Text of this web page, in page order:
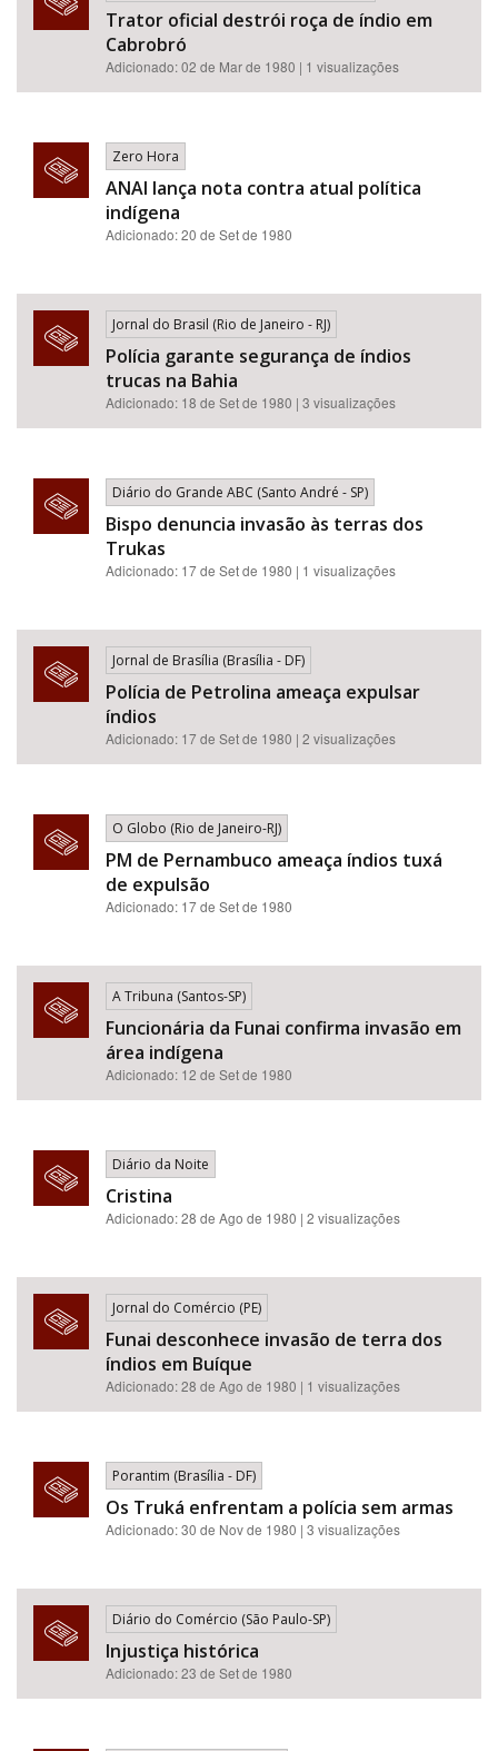
Trator oficial destrói roça de índio em
Cabrobró
Adicionado: 02 de Mar de 1980 | 1 visualizações
Zero Hora
ANAI lança nota contra atual política
indígena
Adicionado: 20 de Set de 1980
Jornal do Brasil (Rio de Janeiro - RJ)
Polícia garante segurança de índios
trucas na Bahia
Adicionado: 18 de Set de 1980 | 3 visualizações
Diário do Grande ABC (Santo André - SP)
Bispo denuncia invasão às terras dos
Trukas
Adicionado: 17 de Set de 1980 | 1 visualizações
Jornal de Brasília (Brasília - DF)
Polícia de Petrolina ameaça expulsar
índios
Adicionado: 17 de Set de 1980 | 2 visualizações
O Globo (Rio de Janeiro-RJ)
PM de Pernambuco ameaça índios tuxá
de expulsão
Adicionado: 17 de Set de 1980
A Tribuna (Santos-SP)
Funcionária da Funai confirma invasão em
área indígena
Adicionado: 12 de Set de 1980
Diário da Noite
Cristina
Adicionado: 28 de Ago de 1980 | 2 visualizações
Jornal do Comércio (PE)
Funai desconhece invasão de terra dos
índios em Buíque
Adicionado: 28 de Ago de 1980 | 1 visualizações
Porantim (Brasília - DF)
Os Truká enfrentam a polícia sem armas
Adicionado: 30 de Nov de 1980 | 3 visualizações
Diário do Comércio (São Paulo-SP)
Injustiça histórica
Adicionado: 23 de Set de 1980